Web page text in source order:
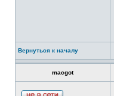
Вернуться к началу
macgot